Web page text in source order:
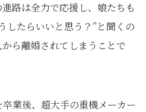
路は全力で応援し、娘たちも
したらいいと思う？”と聞くの
ら離婚されてしまうことで
業後、超大手の重機メーカー